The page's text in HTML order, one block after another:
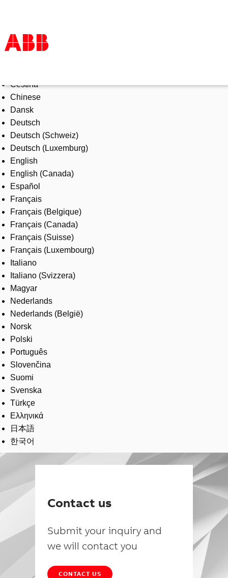
Products & Solutions
Industries
Services
About us
Where to buy
Contact us
Careers
Čeština
Chinese
Dansk
Deutsch
Deutsch (Schweiz)
Deutsch (Luxemburg)
English
English (Canada)
Español
Français
Français (Belgique)
Français (Canada)
Français (Suisse)
Français (Luxembourg)
Italiano
Italiano (Svizzera)
Magyar
Nederlands
Nederlands (België)
Norsk
Polski
Português
Slovenčina
Suomi
Svenska
Türkçe
Ελληνικά
日本語
한국어
Contact us
Submit your inquiry and
we will contact you
CONTACT US